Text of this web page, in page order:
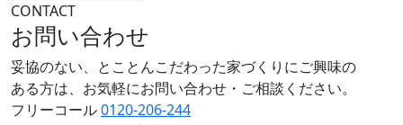
CONTACT
お問い合わせ
妥協のない、とことんこだわった家づくりにご興味の
ある方は、お気軽にお問い合わせ・ご相談ください。
フリーコール0120-206-244